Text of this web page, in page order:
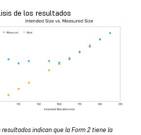
de los resultados
resultados indican que la Form 2 tiene la